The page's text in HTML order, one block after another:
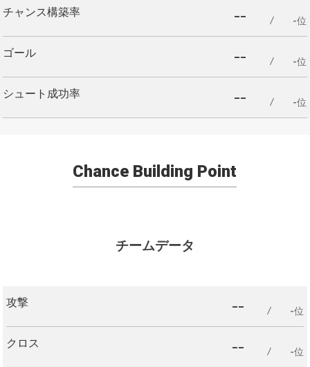
チャンス構築率 -- -位
ゴール -- -位
シュート成功率 -- -位
Chance Building Point
チームデータ
攻撃 -- -位
クロス -- -位